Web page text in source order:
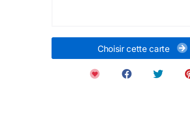
Choisir cette carte